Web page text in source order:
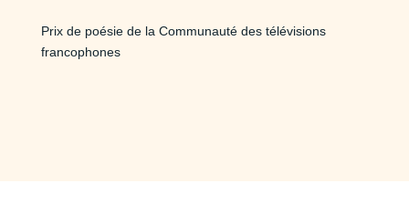
Prix de poésie de la Communauté des télévisions
francophones